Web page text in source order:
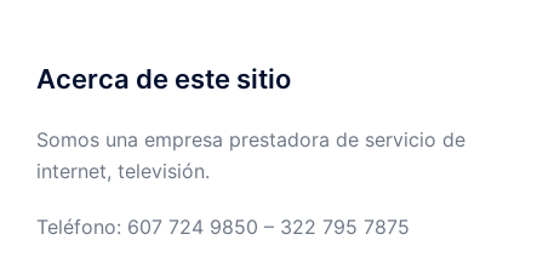
Acerca de este sitio
Somos una empresa prestadora de servicio de
internet, televisión.
Teléfono: 607 724 9850 – 322 795 7875